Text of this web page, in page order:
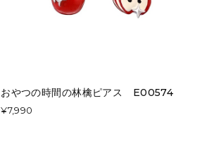
おやつの時間の林檎ピアス E00574
¥7,990